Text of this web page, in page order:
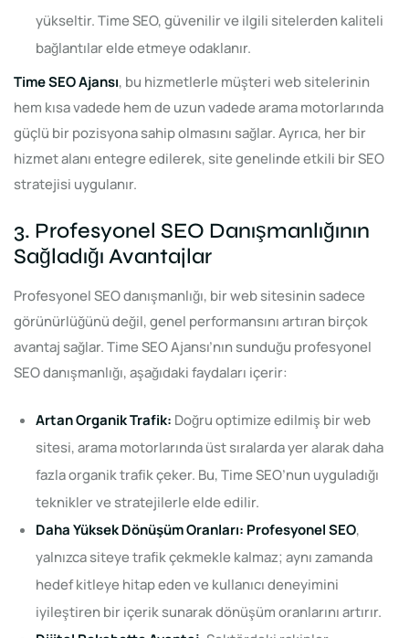
yükseltir. Time SEO, güvenilir ve ilgili sitelerden kaliteli
bağlantılar elde etmeye odaklanır.
Time SEO Ajansı, bu hizmetlerle müşteri web sitelerinin
hem kısa vadede hem de uzun vadede arama motorlarında
güçlü bir pozisyona sahip olmasını sağlar. Ayrıca, her bir
hizmet alanı entegre edilerek, site genelinde etkili bir SEO
stratejisi uygulanır.
3. Profesyonel SEO Danışmanlığının
Sağladığı Avantajlar
Profesyonel SEO danışmanlığı, bir web sitesinin sadece
görünürlüğünü değil, genel performansını artıran birçok
avantaj sağlar. Time SEO Ajansı’nın sunduğu profesyonel
SEO danışmanlığı, aşağıdaki faydaları içerir:
Artan Organik Trafik: Doğru optimize edilmiş bir web
sitesi, arama motorlarında üst sıralarda yer alarak daha
fazla organik trafik çeker. Bu, Time SEO’nun uyguladığı
teknikler ve stratejilerle elde edilir.
Daha Yüksek Dönüşüm Oranları: Profesyonel SEO,
yalnızca siteye trafik çekmekle kalmaz; aynı zamanda
hedef kitleye hitap eden ve kullanıcı deneyimini
iyileştiren bir içerik sunarak dönüşüm oranlarını artırır.